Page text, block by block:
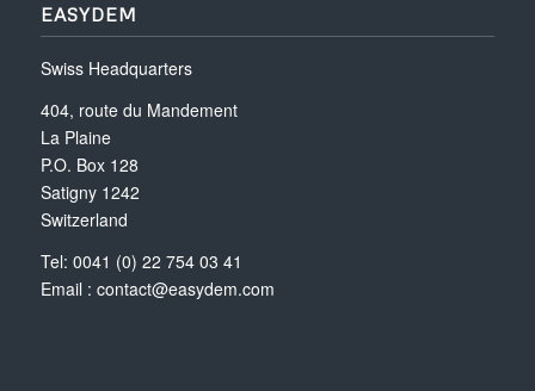
EASYDEM
Swiss Headquarters
404, route du Mandement
La Plaine
P.O. Box 128
Satigny 1242
Switzerland
Tel: 0041 (0) 22 754 03 41
Email : contact@easydem.com